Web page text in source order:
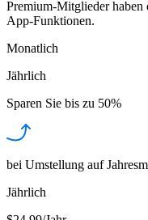
Premium-Mitglieder
App-Funktionen.
Monatlich
Jährlich
Sparen Sie bis zu 50%
bei Umstellung auf
Jährlich